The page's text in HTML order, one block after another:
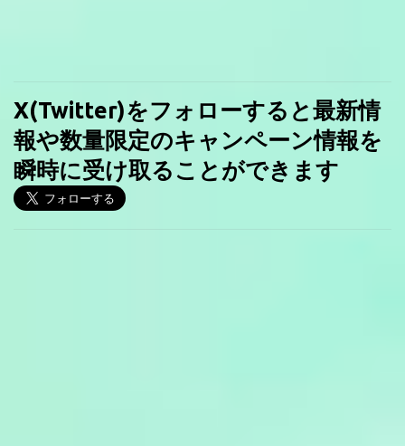
X(Twitter)をフォローすると最新情
報や数量限定のキャンペーン情報を
瞬時に受け取ることができます